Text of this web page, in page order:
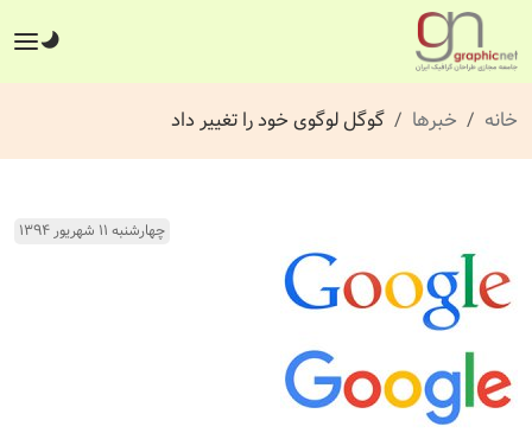
خانه خبرها گوگل لوگوی خود را تغییر داد
چهارشنبه ۱۱ شهریور ۱۳۹۴